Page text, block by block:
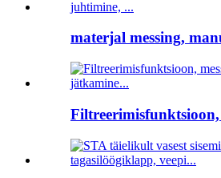
materjal messing,
Filtreerimisfunktsioon,